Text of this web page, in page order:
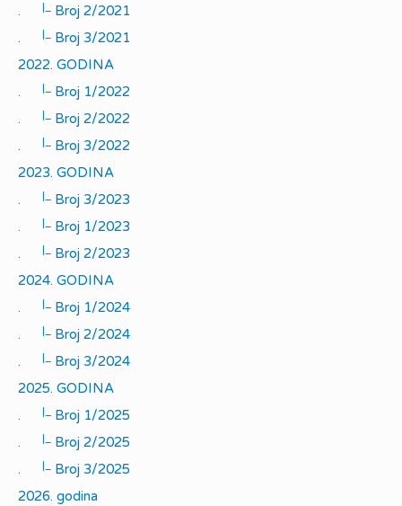
.
|_
Broj 2/2021
.
|_
Broj 3/2021
2022. GODINA
.
|_
Broj 1/2022
.
|_
Broj 2/2022
.
|_
Broj 3/2022
2023. GODINA
.
|_
Broj 3/2023
.
|_
Broj 1/2023
.
|_
Broj 2/2023
2024. GODINA
.
|_
Broj 1/2024
.
|_
Broj 2/2024
.
|_
Broj 3/2024
2025. GODINA
.
|_
Broj 1/2025
.
|_
Broj 2/2025
.
|_
Broj 3/2025
2026. godina